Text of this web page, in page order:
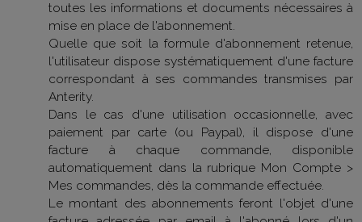
toutes les informations et documents nécessaires à
mise en place de l'abonnement.
Quelle que soit la formule d'abonnement retenue,
l'utilisateur dispose systématiquement d'une facture
correspondant à ses commandes transmises par
Anterity.
Dans le cas d'une utilisation occasionnelle, avec
paiement par carte (ou Paypal), il dispose d'une
facture à chaque commande, disponible
automatiquement dans la rubrique Mon Compte >
Mes commandes, dès la commande effectuée.
Le montant des abonnements feront l'objet d'une